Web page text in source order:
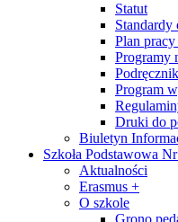
Statut
Standardy
Plan pracy
Programy
Program
Druki do
Biuletyn
Szkoła Podstawowa
Aktualności
Erasmus +
O szkole
Grono